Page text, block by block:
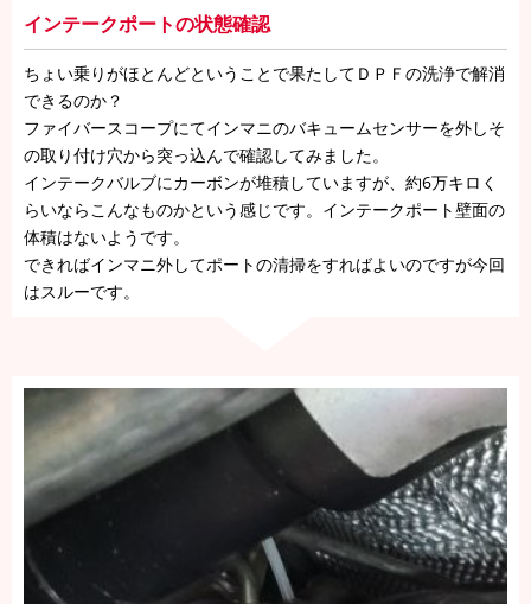
インテークポートの状態確認
ちょい乗りがほとんどということで果たしてＤＰＦの洗浄で解消
できるのか？
ファイバースコープにてインマニのバキュームセンサーを外しそ
の取り付け穴から突っ込んで確認してみました。
インテークバルブにカーボンが堆積していますが、約6万キロく
らいならこんなものかという感じです。インテークポート壁面の
体積はないようです。
できればインマニ外してポートの清掃をすればよいのですが今回
はスルーです。